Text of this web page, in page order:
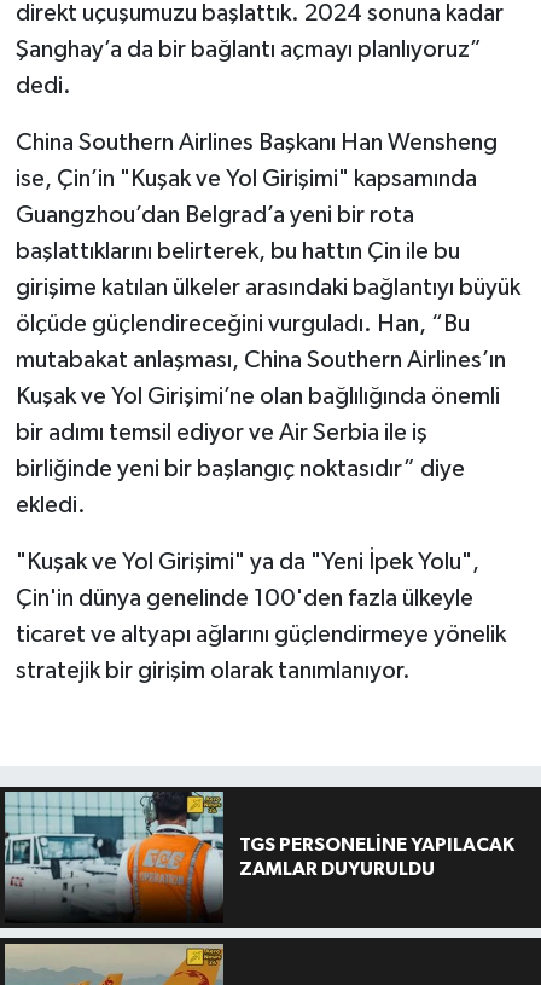
direkt uçuşumuzu başlattık. 2024 sonuna kadar
Şanghay’a da bir bağlantı açmayı planlıyoruz”
dedi.
China Southern Airlines Başkanı Han Wensheng
ise, Çin’in "Kuşak ve Yol Girişimi" kapsamında
Guangzhou’dan Belgrad’a yeni bir rota
başlattıklarını belirterek, bu hattın Çin ile bu
girişime katılan ülkeler arasındaki bağlantıyı büyük
ölçüde güçlendireceğini vurguladı. Han, “Bu
mutabakat anlaşması, China Southern Airlines’ın
Kuşak ve Yol Girişimi’ne olan bağlılığında önemli
bir adımı temsil ediyor ve Air Serbia ile iş
birliğinde yeni bir başlangıç noktasıdır” diye
ekledi.
"Kuşak ve Yol Girişimi" ya da "Yeni İpek Yolu",
Çin'in dünya genelinde 100'den fazla ülkeyle
ticaret ve altyapı ağlarını güçlendirmeye yönelik
stratejik bir girişim olarak tanımlanıyor.
TGS PERSONELİNE YAPILACAK
ZAMLAR DUYURULDU